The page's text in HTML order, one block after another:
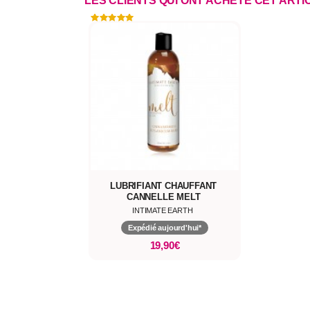
LUBRIFIANT CHAUFFANT
CANNELLE MELT
INTIMATE EARTH
Expédié aujourd'hui*
19,90€